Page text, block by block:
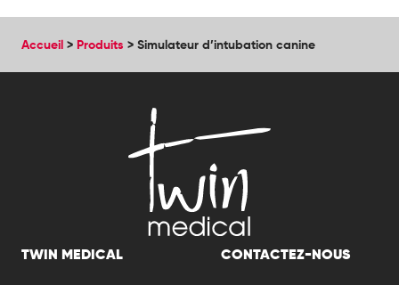
Accueil > Produits > Simulateur d’intubation canine
TWIN MEDICAL CONTACTEZ-NOUS